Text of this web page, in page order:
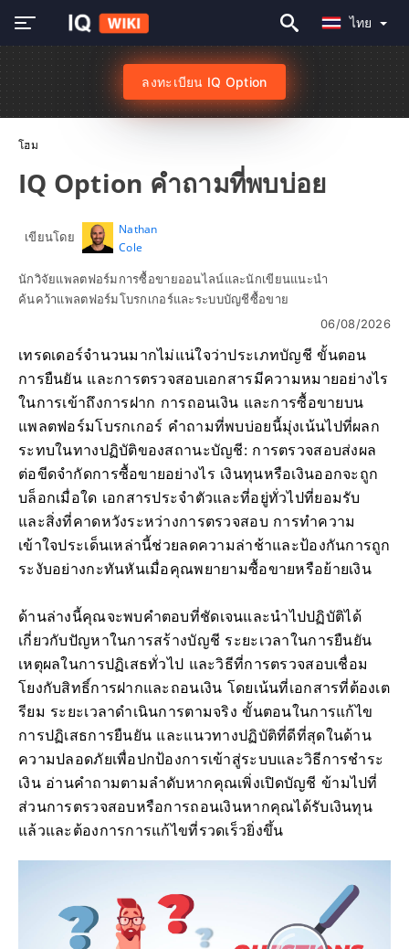
ไทย
ลงทะเบียน IQ Option
โฮม
IQ Option คำถามที่พบบ่อย
เขียนโดย
Nathan
Cole
นักวิจัยแพลตฟอร์มการซื้อขายออนไลน์และนักเขียนแนะนำ
ค้นคว้าแพลตฟอร์มโบรกเกอร์และระบบบัญชีซื้อขาย
06/08/2026
เทรดเดอร์จำนวนมากไม่แน่ใจว่าประเภทบัญชี ขั้นตอน
การยืนยัน และการตรวจสอบเอกสารมีความหมายอย่างไร
ในการเข้าถึงการฝาก การถอนเงิน และการซื้อขายบน
แพลตฟอร์มโบรกเกอร์ คำถามที่พบบ่อยนี้มุ่งเน้นไปที่ผลก
ระทบในทางปฏิบัติของสถานะบัญชี: การตรวจสอบส่งผล
ต่อขีดจำกัดการซื้อขายอย่างไร เงินทุนหรือเงินออกจะถูก
บล็อกเมื่อใด เอกสารประจำตัวและที่อยู่ทั่วไปที่ยอมรับ
และสิ่งที่คาดหวังระหว่างการตรวจสอบ การทำความ
เข้าใจประเด็นเหล่านี้ช่วยลดความล่าช้าและป้องกันการถูก
ระงับอย่างกะทันหันเมื่อคุณพยายามซื้อขายหรือย้ายเงิน
ด้านล่างนี้คุณจะพบคำตอบที่ชัดเจนและนำไปปฏิบัติได้
เกี่ยวกับปัญหาในการสร้างบัญชี ระยะเวลาในการยืนยัน
เหตุผลในการปฏิเสธทั่วไป และวิธีที่การตรวจสอบเชื่อม
โยงกับสิทธิ์การฝากและถอนเงิน โดยเน้นที่เอกสารที่ต้องเต
รียม ระยะเวลาดำเนินการตามจริง ขั้นตอนในการแก้ไข
การปฏิเสธการยืนยัน และแนวทางปฏิบัติที่ดีที่สุดในด้าน
ความปลอดภัยเพื่อปกป้องการเข้าสู่ระบบและวิธีการชำระ
เงิน อ่านคำถามตามลำดับหากคุณเพิ่งเปิดบัญชี ข้ามไปที่
ส่วนการตรวจสอบหรือการถอนเงินหากคุณได้รับเงินทุน
แล้วและต้องการการแก้ไขที่รวดเร็วยิ่งขึ้น